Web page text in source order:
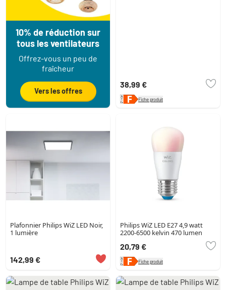
10% de réduction sur
tous les ventilateurs
Offrez-vous un peu de
fraîcheur
Vers les offres
38,99 €
Fiche produit
Plafonnier Philips WiZ LED Noir,
1 lumière
142,99 €
Philips WiZ LED E27 4,9 watt
2200-6500 kelvin 470 lumen
20,79 €
Fiche produit